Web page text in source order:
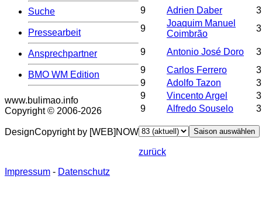
Suche
Pressearbeit
Ansprechpartner
BMO WM Edition
www.bulimao.info
Copyright © 2006-2026
DesignCopyright by [WEB]NOW
9
Adrien Daber
3
9
Joaquim Manuel
Coimbrão
3
9 Antonio José Doro
3
9
Carlos Ferrero
3
9
Adolfo Tazon
3
9
Vincento Argel
3
9
Alfredo Souselo 3
zurück
Impressum - Datenschutz